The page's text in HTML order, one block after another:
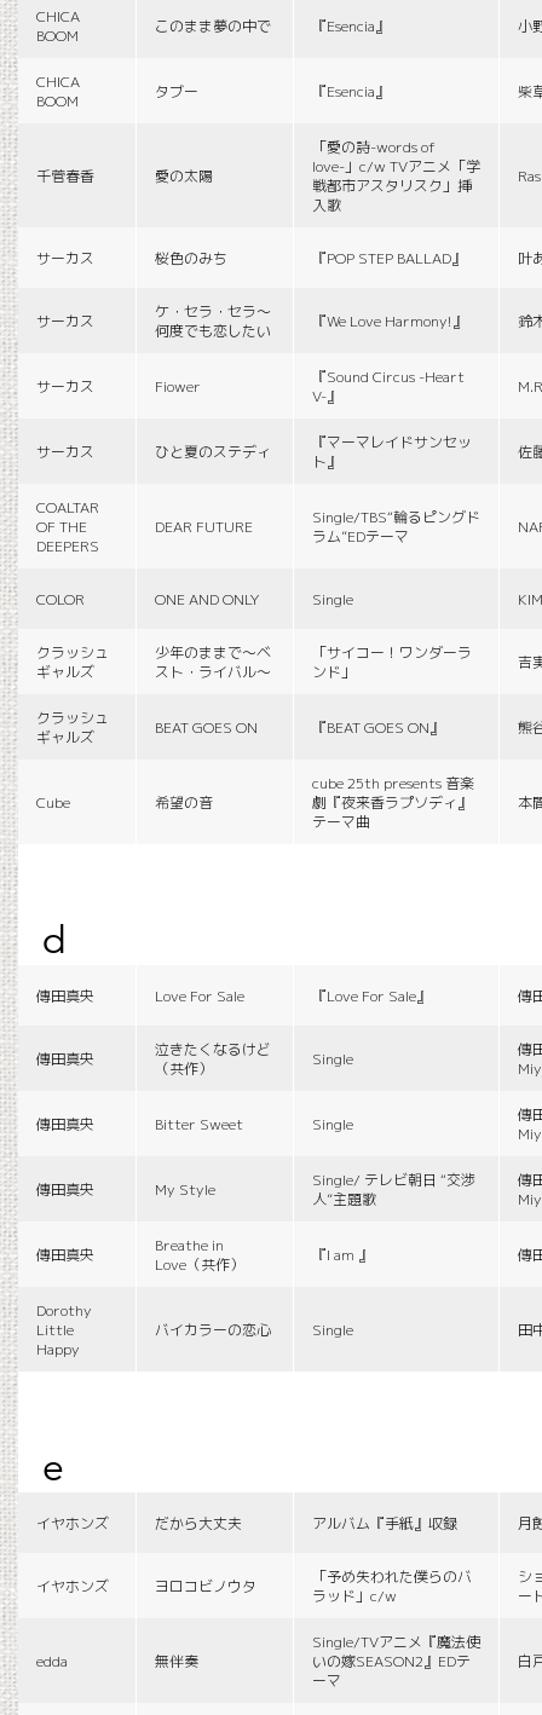
CHICA
BOOM
このまま夢の中で 『Esencia』 小
CHICA
BOOM
タブー 『Esencia』 柴
千菅春香 愛の太陽
「愛の詩-words of
love-」c/w TVアニメ「学
戦都市アスタリスク」挿
入歌
サーカス 桜色のみち 『POP STEP BALLAD』 叶
サーカス
ケ・セラ・セラ〜
何度でも恋したい
『We Love Harmony!』 鈴
サーカス Fiower
『Sound Circus -Heart
V-』
サーカス ひと夏のステディ
『マーマレイドサンセッ
ト』
佐
COALTAR
OF THE
DEEPERS
DEAR FUTURE
Single/TBS“輪るピングド
ラム”EDテーマ
COLOR ONE AND ONLY Single
クラッシュ
ギャルズ
少年のままで〜ベ
スト・ライバル〜
「サイコー！ワンダーラ
ンド」
吉
クラッシュ
ギャルズ
BEAT GOES ON 『BEAT GOES ON』 熊
Cube 希望の音
cube 25th presents 音楽
劇『夜来香ラプソディ』
テーマ曲
本
d
傳田真央 Love For Sale 『Love For Sale』 傳
傳田真央
泣きたくなるけど
（共作）
Single
傳
傳田真央 Bitter Sweet Single
傳
傳田真央 My Style
Single/ テレビ朝日 “交渉
人”主題歌
傳
傳田真央
Breathe in
Love（共作）
『I am 』 傳
Dorothy
Little
Happy
バイカラーの恋心 Single 田
e
イヤホンズ だから大丈夫 アルバム『手紙』収録 月
イヤホンズ ヨロコビノウタ
「予め失われた僕らのバ
ラッド」c/w
シ
ー
edda 無伴奏
Single/TVアニメ『魔法使
いの嫁SEASON2』EDテ
ーマ
白